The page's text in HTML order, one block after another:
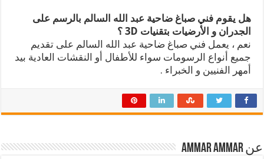
هل يقوم فني صباغ ضاحية عبد الله السالم بالرسم على
الجدران و الأرضيات بتقنيات 3D ؟
نعم ، يعمل فني صباغ ضاحية عبد الله السالم على تقديم
جميع أنواع الرسومات سواء للأطفال أو النقشات العادية بيد
أمهر الفنيين و الخبراء .
عن ammar ammar